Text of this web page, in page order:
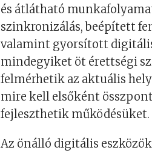
és átlátható
szinkronizálás, beépített
valamint gyorsított
mindegyiket öt érettségi
felmérhetik az aktuális
mire kell elsőként
fejleszthetik működésüket.
Az önálló digitális